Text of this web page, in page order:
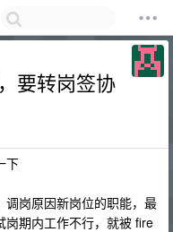
要转岗签协
下
岗原因新岗位的职能，最
岗期内工作不行，就被 fire